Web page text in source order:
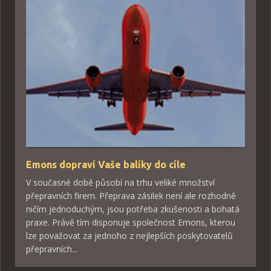
Emons dopraví Vaše balíky do cíle
V současné době působí na trhu veliké množství
přepravních firem. Přeprava zásilek není ale rozhodně
ničím jednoduchým, jsou potřeba zkušenosti a bohatá
praxe. Právě tím disponuje společnost Emons, kterou
lze považovat za jednoho z nejlepších poskytovatelů
přepravních...